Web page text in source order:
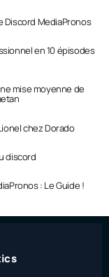
Discord MediaPronos
en 10 épisodes
mise moyenne de
chez Dorado
discord
: Le Guide !